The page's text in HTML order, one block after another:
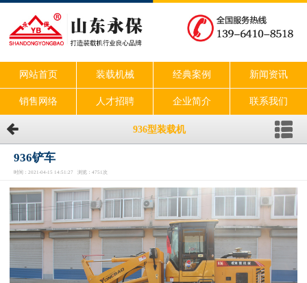
网站首页 装载机械 经典案例 新闻资讯
销售网络 人才招聘 企业简介 联系我们
936型装载机
936铲车
时间：2021-04-15 14:51:27 浏览：4751次